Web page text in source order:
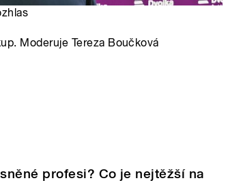
Moderuje Tereza Boučková
profesi? Co je nejtěžší na